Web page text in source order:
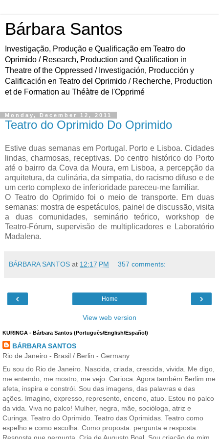
Bárbara Santos
Investigação, Produção e Qualificação em Teatro do
Oprimido / Research, Production and Qualification in
Theatre of the Oppressed / Investigación, Producción y
Calificación en Teatro del Oprimido / Recherche, Production
et de Formation au Théàtre de l'Opprimé
Monday, December 12, 2011
Teatro do Oprimido Do Oprimido
Estive duas semanas em Portugal. Porto e Lisboa. Cidades
lindas, charmosas, receptivas. Do centro histórico do Porto
até o bairro da Cova da Moura, em Lisboa, a percepção da
arquitetura, da culinária, da simpatia, do racismo difuso e de
um certo complexo de inferioridade pareceu-me familiar.
O Teatro do Oprimido foi o meio de transporte. Em duas
semanas: mostra de espetáculos, painel de discussão, visita
a duas comunidades, seminário teórico, workshop de
Teatro-Fórum, supervisão de multiplicadores e Laboratório
Madalena.
BÁRBARA SANTOS at 12:17 PM 357 comments:
‹ ›
Home
View web version
KURINGA - Bárbara Santos (Português/English/Español)
BÁRBARA SANTOS
Rio de Janeiro - Brasil / Berlin - Germany
Eu sou do Rio de Janeiro. Nascida, criada, crescida, vivida. Me digo,
me entendo, me mostro, me vejo: Carioca. Agora também Berlim me
afeta, inspira e constrói. Sou das imagens, das palavras e das
ações. Imagino, expresso, represento, enceno, atuo. Estou no palco
da vida. Viva no palco! Mulher, negra, mãe, socióloga, atriz e
Curinga. Teatro do Oprimido. Teatro das Oprimidas. Teatro como
espelho e como escolha. Como proposta: pergunta e resposta.